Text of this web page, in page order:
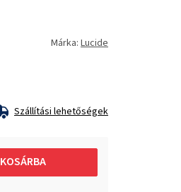
Márka: Lucide
Szállítási lehetőségek
KOSÁRBA